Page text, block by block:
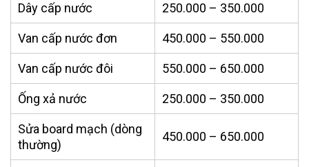
Dây cấp nước 250.000 – 350.000
Van cấp nước đơn 450.000 – 550.000
Van cấp nước đôi 550.000 – 650.000
Ống xả nước 250.000 – 350.000
Sửa board mạch (dòng
thường)
450.000 – 650.000